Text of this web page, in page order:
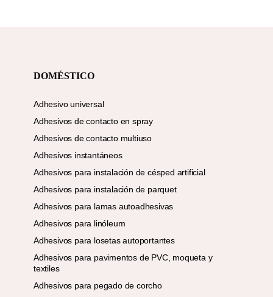
DOMÉSTICO
Adhesivo universal
Adhesivos de contacto en spray
Adhesivos de contacto multiuso
Adhesivos instantáneos
Adhesivos para instalación de césped artificial
Adhesivos para instalación de parquet
Adhesivos para lamas autoadhesivas
Adhesivos para linóleum
Adhesivos para losetas autoportantes
Adhesivos para pavimentos de PVC, moqueta y
textiles
Adhesivos para pegado de corcho